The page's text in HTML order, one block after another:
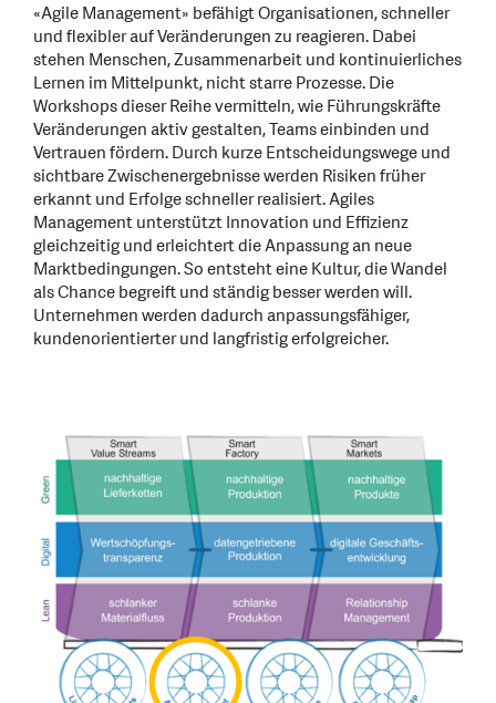
«Agile Management» befähigt Organisationen, schneller
und flexibler auf Veränderungen zu reagieren. Dabei
stehen Menschen, Zusammenarbeit und kontinuierliches
Lernen im Mittelpunkt, nicht starre Prozesse. Die
Workshops dieser Reihe vermitteln, wie Führungskräfte
Veränderungen aktiv gestalten, Teams einbinden und
Vertrauen fördern. Durch kurze Entscheidungswege und
sichtbare Zwischenergebnisse werden Risiken früher
erkannt und Erfolge schneller realisiert. Agiles
Management unterstützt Innovation und Effizienz
gleichzeitig und erleichtert die Anpassung an neue
Marktbedingungen. So entsteht eine Kultur, die Wandel
als Chance begreift und ständig besser werden will.
Unternehmen werden dadurch anpassungsfähiger,
kundenorientierter und langfristig erfolgreicher.